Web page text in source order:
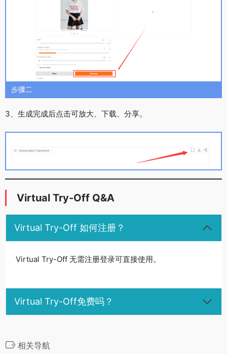
步骤二
3、生成完成后点击可放大、下载、分享。
Virtual Try-Off Q&A
Virtual Try-Off 如何注册？
Virtual Try-Off 无需注册登录可直接使用。
Virtual Try-Off免费吗？
相关导航